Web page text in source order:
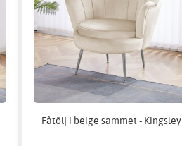
Fåtölj i beige sammet - Kingsley